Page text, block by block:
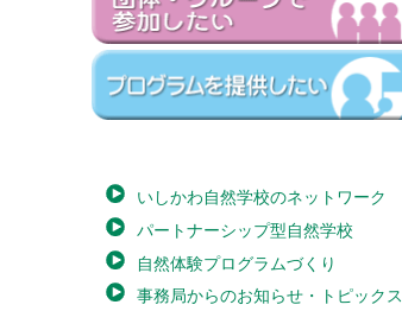
いしかわ自然学校のネットワーク
パートナーシップ型自然学校
自然体験プログラムづくり
事務局からのお知らせ・トピックス